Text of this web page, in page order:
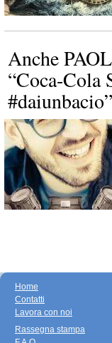
Anche
“Coca-
Home
Contatti
Lavora con noi
Rassegna stampa